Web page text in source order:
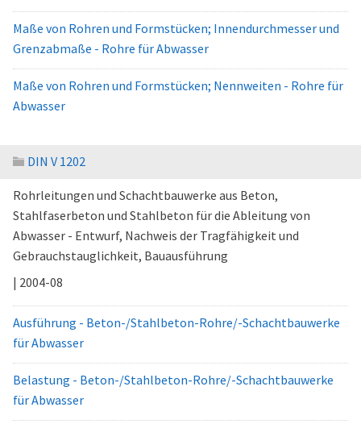
Maße von Rohren und Formstücken; Innendurchmesser und
Grenzabmaße - Rohre für Abwasser
Maße von Rohren und Formstücken; Nennweiten - Rohre für
Abwasser
DIN V 1202
Rohrleitungen und Schachtbauwerke aus Beton,
Stahlfaserbeton und Stahlbeton für die Ableitung von
Abwasser - Entwurf, Nachweis der Tragfähigkeit und
Gebrauchstauglichkeit, Bauausführung
| 2004-08
Ausführung - Beton-/Stahlbeton-Rohre/-Schachtbauwerke
für Abwasser
Belastung - Beton-/Stahlbeton-Rohre/-Schachtbauwerke
für Abwasser